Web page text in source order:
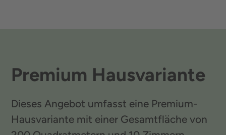
Premium Hausvariante
Dieses Angebot umfasst eine Premium-
Hausvariante mit einer Gesamtfläche von